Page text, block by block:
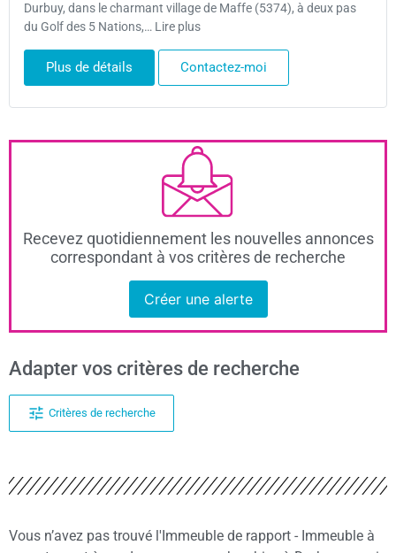
Durbuy, dans le charmant village de Maffe (5374), à deux pas
du Golf des 5 Nations,… Lire plus
Plus de détails Contactez-moi
Recevez quotidiennement les nouvelles annonces
correspondant à vos critères de recherche
Créer une alerte
Adapter vos critères de recherche
Critères de recherche
Vous n’avez pas trouvé l'Immeuble de rapport - Immeuble à